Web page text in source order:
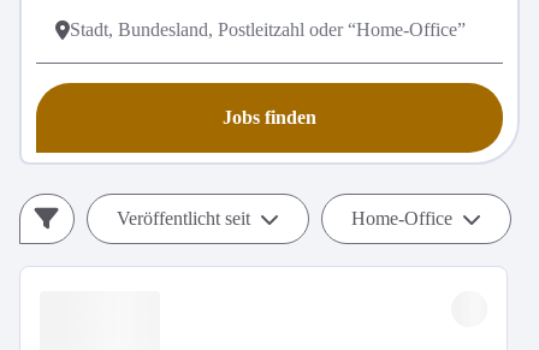
Jobs finden
Veröffentlicht seit Home-Office